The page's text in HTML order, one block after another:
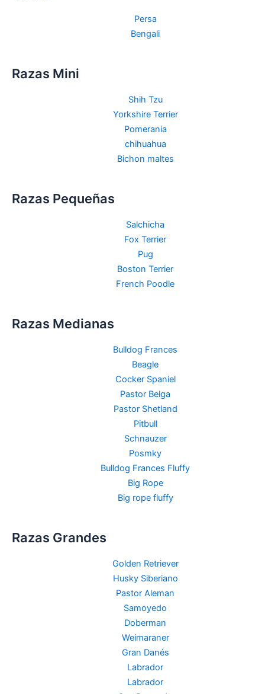
Persa
Bengali
Razas Mini
Shih Tzu
Yorkshire Terrier
Pomerania
chihuahua
Bichon maltes
Razas Pequeñas
Salchicha
Fox Terrier
Pug
Boston Terrier
French Poodle
Razas Medianas
Bulldog Frances
Beagle
Cocker Spaniel
Pastor Belga
Pastor Shetland
Pitbull
Schnauzer
Posmky
Bulldog Frances Fluffy
Big Rope
Big rope fluffy
Razas Grandes
Golden Retriever
Husky Siberiano
Pastor Aleman
Samoyedo
Doberman
Weimaraner
Gran Danés
Labrador
Labrador